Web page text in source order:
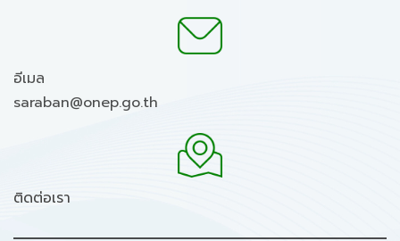
อีเมล
saraban@onep.go.th
ติดต่อเรา